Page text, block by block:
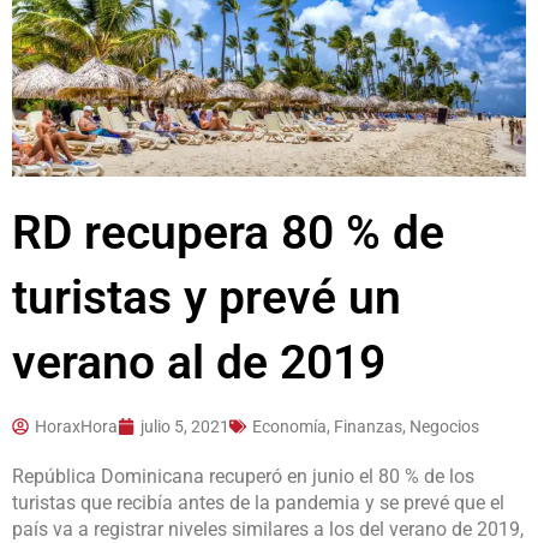
RD recupera 80 % de
turistas y prevé un
verano al de 2019
HoraxHora julio 5, 2021 Economía, Finanzas, Negocios
República Dominicana recuperó en junio el 80 % de los
turistas que recibía antes de la pandemia y se prevé que el
país va a registrar niveles similares a los del verano de 2019,